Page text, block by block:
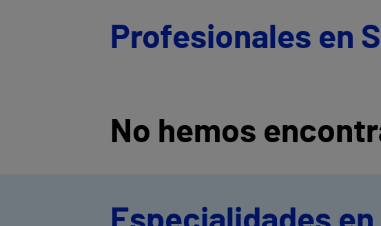
Profesionales en
No hemos